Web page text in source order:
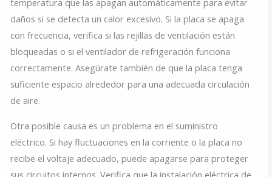
temperatura que las apagan automáticamente para evitar
daños si se detecta un calor excesivo. Si la placa se apaga
con frecuencia, verifica si las rejillas de ventilación están
bloqueadas o si el ventilador de refrigeración funciona
correctamente. Asegúrate también de que la placa tenga
suficiente espacio alrededor para una adecuada circulación
de aire.
Otra posible causa es un problema en el suministro
eléctrico. Si hay fluctuaciones en la corriente o la placa no
recibe el voltaje adecuado, puede apagarse para proteger
sus circuitos internos. Verifica que la instalación eléctrica de